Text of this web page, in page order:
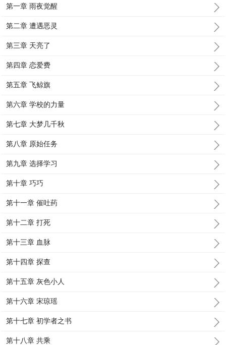
第一章 雨夜觉醒
第二章 遭遇恶灵
第三章 天亮了
第四章 恋爱费
第五章 飞鲸旗
第六章 学校的力量
第七章 大梦几千秋
第八章 原始任务
第九章 选择学习
第十章 巧巧
第十一章 催吐药
第十二章 打死
第十三章 血脉
第十四章 探查
第十五章 灰色小人
第十六章 宋琼瑶
第十七章 初学者之书
第十八章 共乘